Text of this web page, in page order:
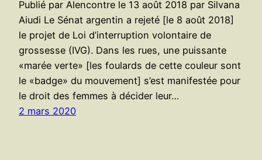
Publié par Alencontre le 13 août 2018 par Silvana
Aiudi Le Sénat argentin a rejeté [le 8 août 2018]
le projet de Loi d’interruption volontaire de
grossesse (IVG). Dans les rues, une puissante
«marée verte» [les foulards de cette couleur sont
le «badge» du mouvement] s’est manifestée pour
le droit des femmes à décider leur…
2 mars 2020